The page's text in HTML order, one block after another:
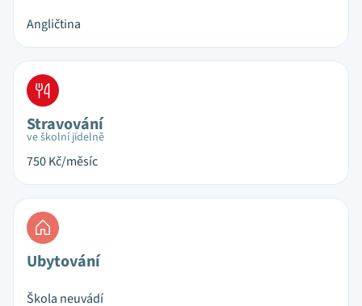
Angličtina
Stravování
ve školní jídelně
750Kč/měsíc
Ubytování
Škola neuvádí